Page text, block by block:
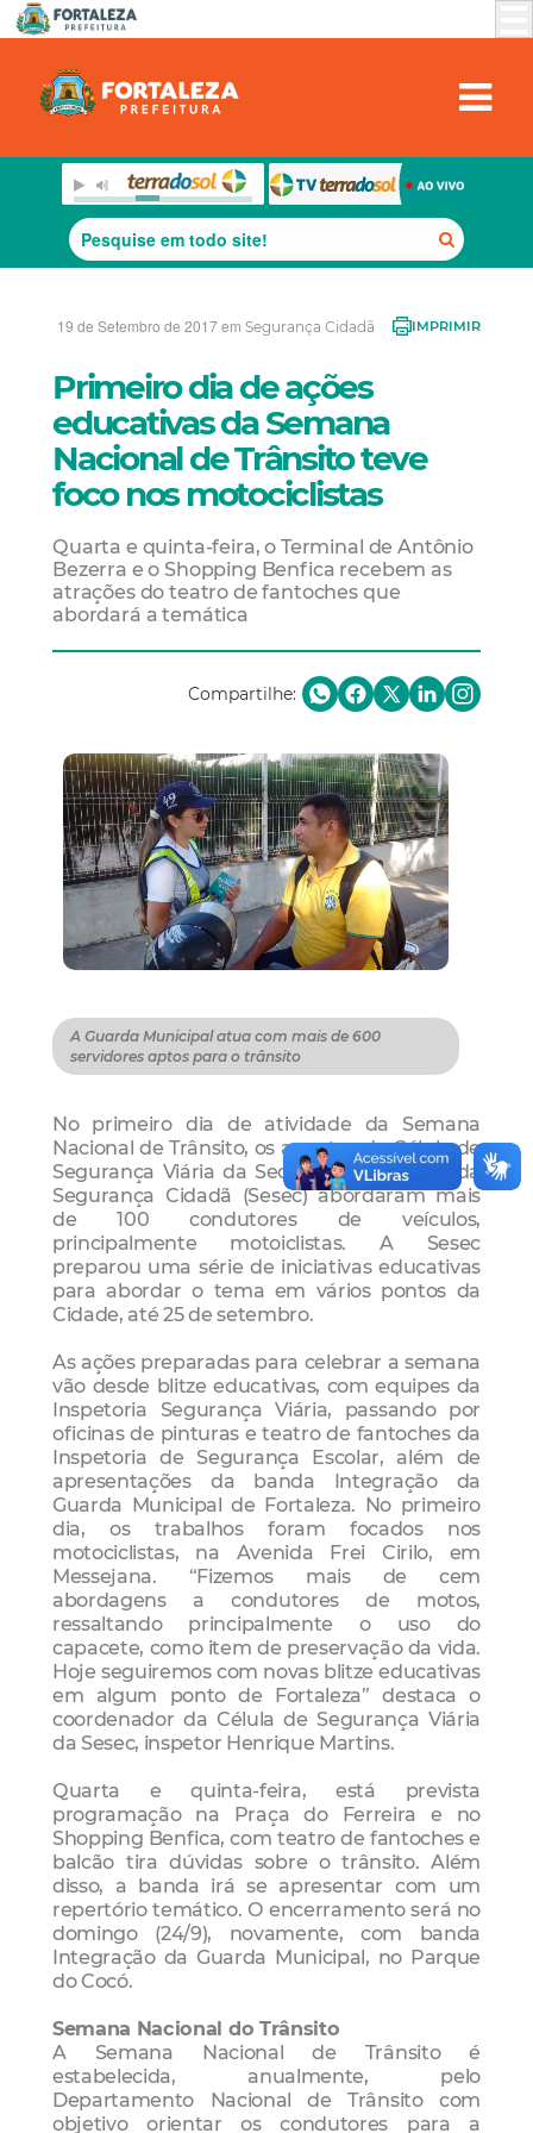
19 de Setembro de 2017 em Segurança Cidadã IMPRIMIR
Primeiro dia de ações
educativas da Semana
Nacional de Trânsito teve
foco nos motociclistas
Quarta e quinta-feira, o Terminal de Antônio
Bezerra e o Shopping Benfica recebem as
atrações do teatro de fantoches que
abordará a temática
Compartilhe:
A Guarda Municipal atua com mais de 600
servidores aptos para o trânsito
No primeiro dia de atividade da Semana
Nacional de Trânsito, os agentes daCélula de
Segurança Viária da Secretaria Municipal da
Segurança Cidadã (Sesec) abordaram mais
de 100 condutores de veículos,
principalmente motoiclistas. A Sesec
preparou uma série de iniciativas educativas
para abordar o tema em vários pontos da
Cidade, até 25 de setembro.
As ações preparadas para celebrar a semana
vão desde blitze educativas, com equipes da
Inspetoria Segurança Viária, passando por
oficinas de pinturas e teatro de fantoches da
Inspetoria de Segurança Escolar, além de
apresentações da banda Integração da
Guarda Municipal de Fortaleza. No primeiro
dia, os trabalhos foram focados nos
motociclistas, na Avenida Frei Cirilo, em
Messejana. “Fizemos mais de cem
abordagens a condutores de motos,
ressaltando principalmente o uso do
capacete, como item de preservação da vida.
Hoje seguiremos com novas blitze educativas
em algum ponto de Fortaleza” destaca o
coordenador da Célula de Segurança Viária
da Sesec, inspetor Henrique Martins.
Quarta e quinta-feira, está prevista
programação na Praça do Ferreira e no
Shopping Benfica, com teatro de fantoches e
balcão tira dúvidas sobre o trânsito. Além
disso, a banda irá se apresentar com um
repertório temático. O encerramento será no
domingo (24/9), novamente, com banda
Integração da Guarda Municipal, no Parque
do Cocó.
Semana Nacional do Trânsito
A Semana Nacional de Trânsito é
estabelecida, anualmente, pelo
Departamento Nacional de Trânsito com
objetivo orientar os condutores para a